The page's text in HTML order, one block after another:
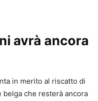
avrà ancora
in merito al riscatto di
belga che resterà ancora